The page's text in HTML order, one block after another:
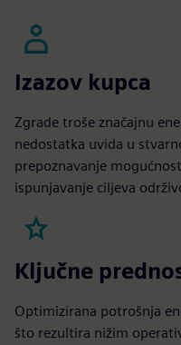
Izazov kupca
Zgrade troše značajnu
nedostatka uvida u
prepoznavanje
ispunjavanje ciljeva
Ključne
Optimizirana potrošnja
što rezultira nižim